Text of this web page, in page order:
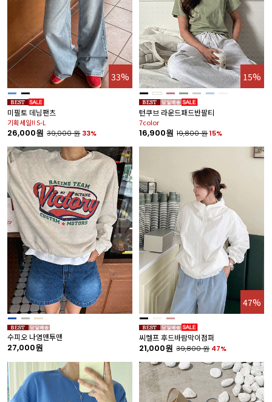
33%
미필토 데님팬츠
기획세일!! S-L
26,000원 39,000원 33%
15%
턴쿠브 라운드패드반팔티
7color
16,900원 19,800원15%
수피오 나염맨투맨
27,000원
47%
씨켈프 후드바람막이점퍼
21,000원 39,800원 47%